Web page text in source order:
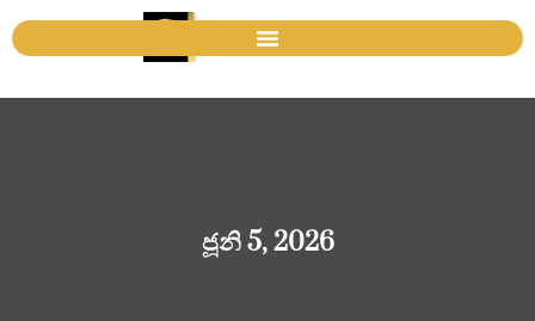
ජූනි 5, 2026